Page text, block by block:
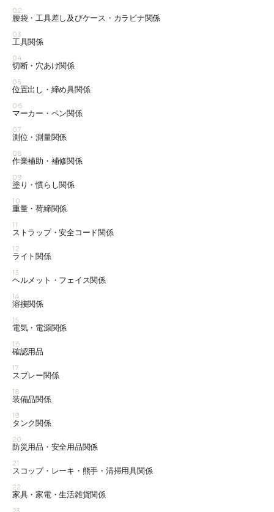
02
腰袋・工具差し及びケース・カラビナ関係
03
工具関係
04
切断・穴あけ関係
05
位置出し・締め具関係
06
マーカー・ペン関係
07
測位・測量関係
08
作業補助・補修関係
09
塗り・慣らし関係
10
重量・荷締関係
11
ストラップ・安全コード関係
12
ライト関係
13
ヘルメット・フェイス関係
14
溶接関係
15
電気・電源関係
16
確認用品
17
スプレー関係
18
装備品関係
19
タンク関係
20
防災用品・安全用品関係
21
スコップ・レーキ・熊手・清掃用具関係
22
家具・家電・生活雑貨関係